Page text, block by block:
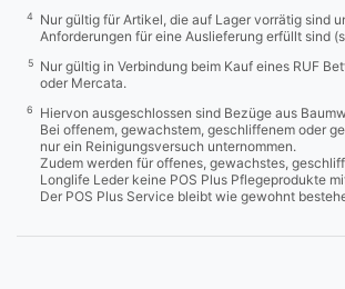
4
Nur gültig für Artikel, die auf Lager vorrätig sind
Anforderungen für eine Auslieferung erfüllt sind
5
Nur gültig in Verbindung beim Kauf eines RUF
oder Mercata.
6
Hiervon ausgeschlossen sind Bezüge aus
Bei offenem, gewachstem, geschliffenem oder
nur ein Reinigungsversuch unternommen.
Zudem werden für offenes, gewachstes,
Longlife Leder keine POS Plus Pflegeprodukte
Der POS Plus Service bleibt wie gewohnt